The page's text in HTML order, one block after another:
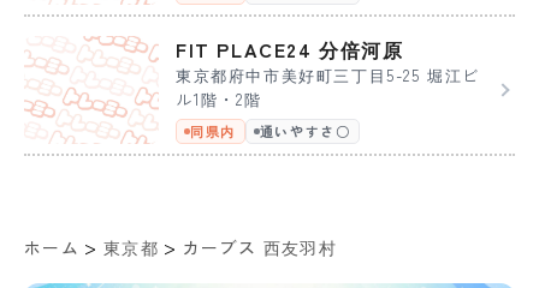
FIT PLACE24 分倍河原
東京都府中市美好町三丁目5-25 堀江ビ
ル1階・2階
同県内 通いやすさ〇
ホーム > 東京都 > カーブス 西友羽村